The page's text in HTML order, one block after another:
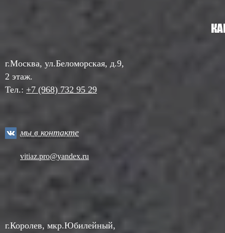
г.Москва, ул.Беломорская, д.9,
2 этаж.
Тел.: +7 (968) 732 95 29
мы в контакте
vitiaz.pro@yandex.ru
г.Королев, мкр.Юбилейный,